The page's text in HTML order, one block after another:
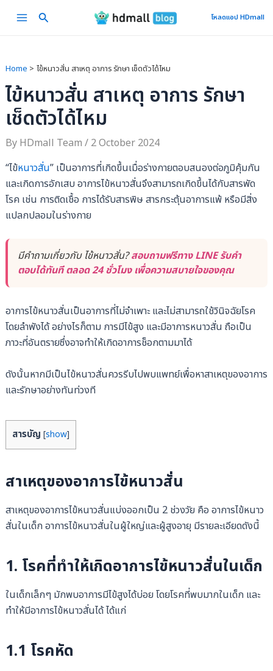
Main
โหลดแอป HDmall
Home ไข้หนาวสั่น สาเหตุ อาการ รักษา เช็ดตัวได้ไหม
ไข้หนาวสั่น สาเหตุ อาการ รักษา
เช็ดตัวได้ไหม
By HDmall Team / 2 October 2024
“ไข้หนาวสั่น” เป็นอาการที่เกิดขึ้นเมื่อร่างกายตอบสนองต่อภูมิคุ้มกัน
และเกิดการอักเสบ อาการไข้หนาวสั่นจึงสามารถเกิดขึ้นได้กับสารพัด
โรค เช่น การติดเชื้อ การได้รับสารพิษ สารกระตุ้นอาการแพ้ หรือมีสิ่ง
แปลกปลอมในร่างกาย
มีคำถามเกี่ยวกับ ไข้หนาวสั่น?สอบถามฟรีทาง LINE รับคำ
ตอบได้ทันที ตลอด 24 ชั่วโมง เพื่อความสบายใจของคุณ
อาการไข้หนาวสั่นเป็นอาการที่ไม่จำเพาะ และไม่สามารถใช้วินิจฉัยโรค
โดยลำพังได้ อย่างไรก็ตาม การมีไข้สูง และมีอาการหนาวสั่น ถือเป็น
ภาวะที่อันตรายซึ่งอาจทำให้เกิดอาการช็อกตามมาได้
ดังนั้นหากมีเป็นไข้หนาวสั่นควรรีบไปพบแพทย์เพื่อหาสาเหตุของอาการ
และรักษาอย่างทันท่วงที
สารบัญ [show]
สาเหตุของอาการไข้หนาวสั่น
สาเหตุของอาการไข้หนาวสั่นแบ่งออกเป็น 2 ช่วงวัย คือ อาการไข้หนาว
สั่นในเด็ก อาการไข้หนาวสั่นในผู้ใหญ่และผู้สูงอายุ มีรายละเอียดดังนี้
1. โรคที่ทำให้เกิดอาการไข้หนาวสั่นในเด็ก
ในเด็กเล็กๆ มักพบอาการมีไข้สูงได้บ่อย โดยโรคที่พบมากในเด็ก และ
ทำให้มีอาการไข้หนาวสั่นได้ ได้แก่
1.1 โรคหัด